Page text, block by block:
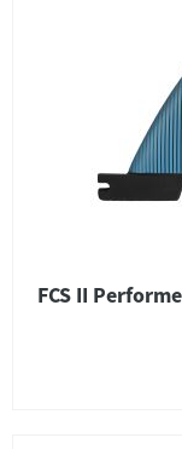
FCS II